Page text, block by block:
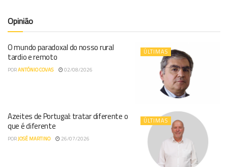
Opinião
ÚLTIMAS
O mundo paradoxal do nosso rural
tardio e remoto
PORANTÓNIO COVAS 02/08/2026
ÚLTIMAS
Azeites de Portugal: tratar diferente o
que é diferente
PORJOSÉ MARTINO 26/07/2026